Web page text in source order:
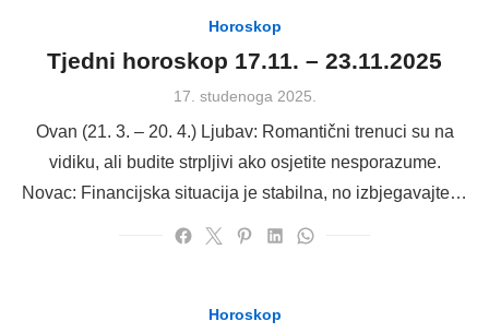
Horoskop
Tjedni horoskop 17.11. – 23.11.2025
Posted
17. studenoga 2025.
Ovan (21. 3. – 20. 4.) Ljubav: Romantični trenuci su na
vidiku, ali budite strpljivi ako osjetite nesporazume.
Novac: Financijska situacija je stabilna, no izbjegavajte…
Horoskop